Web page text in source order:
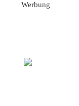
Werbung